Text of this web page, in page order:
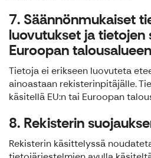
7. Säännönmukaiset
luovutukset ja tietojen
Euroopan
Tietoja ei erikseen luovuteta
ainoastaan rekisterinpitäjälle.
käsitellä EU:n tai Euroopan
8. Rekisterin
Rekisterin käsittelyssä